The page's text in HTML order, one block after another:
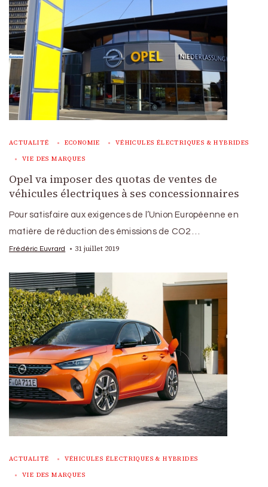
ACTUALITÉ ECONOMIE VÉHICULES ÉLECTRIQUES & HYBRIDES
VIE DES MARQUES
Opel va imposer des quotas de ventes de
véhicules électriques à ses concessionnaires
Pour satisfaire aux exigences de l’Union Européenne en
matière de réduction des émissions de CO2 …
Frédéric Euvrard 31 juillet 2019
ACTUALITÉ VÉHICULES ÉLECTRIQUES & HYBRIDES
VIE DES MARQUES